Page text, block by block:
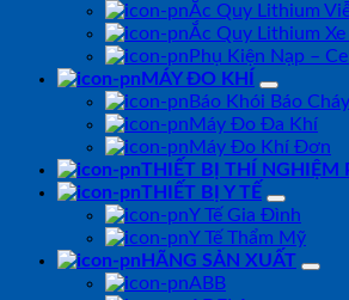
Ắc Quy Lithium
Ắc Quy Lithium
Phụ Kiện Nạp –
MÁY ĐO KHÍ
Báo Khói Báo Cháy
Máy Đo Đa Khí
Máy Đo Khí Đơn
THIẾT BỊ THÍ NGHIỆM
THIẾT BỊ Y TẾ
Y Tế Gia Đình
Y Tế Thẩm Mỹ
HÃNG SẢN XUẤT
ABB